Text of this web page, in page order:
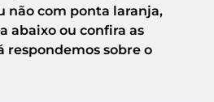
não com ponta laranja,
abaixo ou confira as
respondemos sobre o